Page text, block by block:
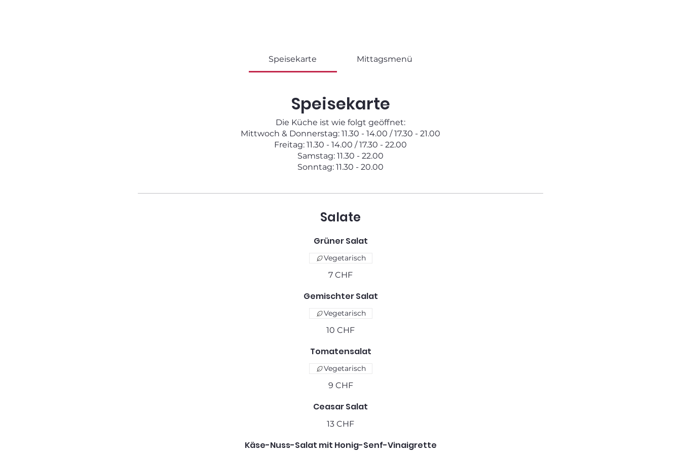
Speisekarte Mittagsmenü
Speisekarte
Die Küche ist wie folgt geöffnet:
Mittwoch & Donnerstag: 11.30 - 14.00 / 17.30 - 21.00
Freitag: 11.30 - 14.00 / 17.30 - 22.00
Samstag: 11.30 - 22.00
Sonntag: 11.30 - 20.00
Salate
Grüner Salat
7 CHF
Vegetarisch
Gemischter Salat
10 CHF
Vegetarisch
Tomatensalat
9 CHF
Vegetarisch
Ceasar Salat
13 CHF
Käse-Nuss-Salat mit Honig-Senf-Vinaigrette